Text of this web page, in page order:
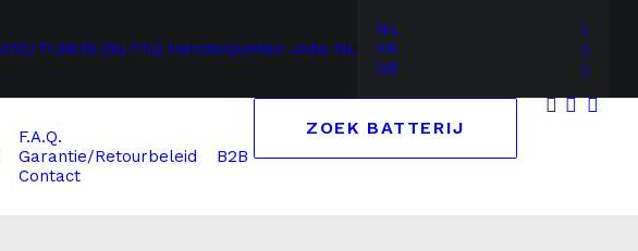
052/71.99.19 (9u-17u) Herstelpunten Jobs NL
NL
FR
DE
F.A.Q.
Garantie/Retourbeleid
Contact
B2B
ZOEK BATTERIJ